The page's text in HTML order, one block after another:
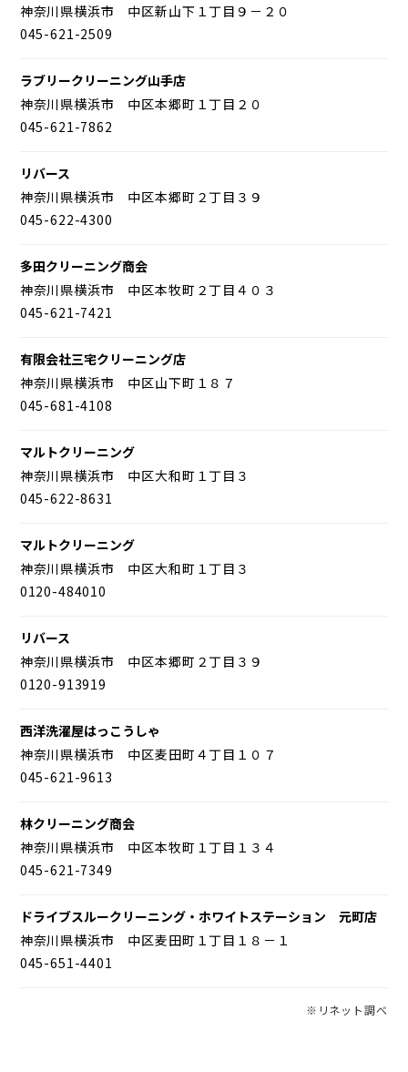
神奈川県横浜市 中区新山下１丁目９－２０
045-621-2509
ラブリークリーニング山手店
神奈川県横浜市 中区本郷町１丁目２０
045-621-7862
リバース
神奈川県横浜市 中区本郷町２丁目３９
045-622-4300
多田クリーニング商会
神奈川県横浜市 中区本牧町２丁目４０３
045-621-7421
有限会社三宅クリーニング店
神奈川県横浜市 中区山下町１８７
045-681-4108
マルトクリーニング
神奈川県横浜市 中区大和町１丁目３
045-622-8631
マルトクリーニング
神奈川県横浜市 中区大和町１丁目３
0120-484010
リバース
神奈川県横浜市 中区本郷町２丁目３９
0120-913919
西洋洗濯屋はっこうしゃ
神奈川県横浜市 中区麦田町４丁目１０７
045-621-9613
林クリーニング商会
神奈川県横浜市 中区本牧町１丁目１３４
045-621-7349
ドライブスルークリーニング・ホワイトステーション 元町店
神奈川県横浜市 中区麦田町１丁目１８－１
045-651-4401
※リネット調べ